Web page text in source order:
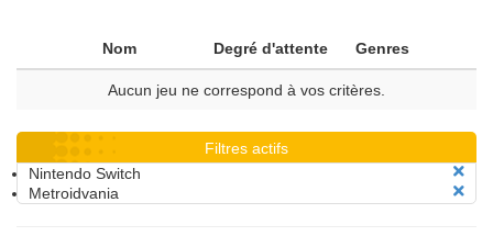
Nom Degré d'attente Genres
Aucun jeu ne correspond à vos critères.
Filtres actifs
Nintendo Switch
Metroidvania